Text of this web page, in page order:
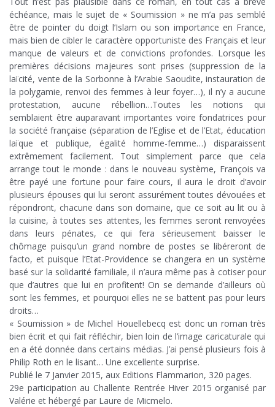
échéance, mais le sujet de « Soumission » ne m’a pas semblé
être de pointer du doigt l’Islam ou son importance en France,
mais bien de cibler le caractère opportuniste des Français et leur
manque de valeurs et de convictions profondes. Lorsque les
premières décisions majeures sont prises (suppression de la
laïcité, vente de la Sorbonne à l’Arabie Saoudite, instauration de
la polygamie, renvoi des femmes à leur foyer…), il n’y a aucune
protestation, aucune rébellion…Toutes les notions qui
semblaient être auparavant importantes voire fondatrices pour
la société française (séparation de l’Eglise et de l’Etat, éducation
laïque et publique, égalité homme-femme…) disparaissent
extrêmement facilement. Tout simplement parce que cela
arrange tout le monde : dans le nouveau système, François va
être payé une fortune pour faire cours, il aura le droit d’avoir
plusieurs épouses qui lui seront assurément toutes dévouées et
répondront, chacune dans son domaine, que ce soit au lit ou à
la cuisine, à toutes ses attentes, les femmes seront renvoyées
dans leurs pénates, ce qui fera sérieusement baisser le
chômage puisqu’un grand nombre de postes se libéreront de
facto, et puisque l’Etat-Providence se changera en un système
basé sur la solidarité familiale, il n’aura même pas à cotiser pour
que d’autres que lui en profitent! On se demande d’ailleurs où
sont les femmes, et pourquoi elles ne se battent pas pour leurs
droits…
« Soumission » de Michel Houellebecq est donc un roman très
bien écrit et qui fait réfléchir, bien loin de l’image caricaturale qui
en a été donnée dans certains médias. J’ai pensé plusieurs fois à
Philip Roth en le lisant… Une excellente surprise.
Publié le 7 Janvier 2015, aux Editions Flammarion, 320 pages.
29e participation au Challente Rentrée Hiver 2015 organisé par
Valérie et hébergé par Laure de Micmelo.